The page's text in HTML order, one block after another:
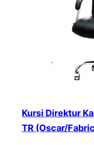
Kursi Direktur
TR (Oscar/